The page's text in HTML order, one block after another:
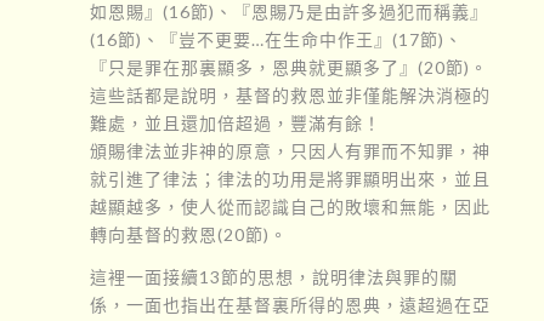
如恩賜』(16節)、『恩賜乃是由許多過犯而稱義』
(16節)、『豈不更要…在生命中作王』(17節)、
『只是罪在那裏顯多，恩典就更顯多了』(20節)。
這些話都是說明，基督的救恩並非僅能解決消極的
難處，並且還加倍超過，豐滿有餘！
頒賜律法並非神的原意，只因人有罪而不知罪，神
就引進了律法；律法的功用是將罪顯明出來，並且
越顯越多，使人從而認識自己的敗壞和無能，因此
轉向基督的救恩(20節)。
這裡一面接續13節的思想，說明律法與罪的關
係，一面也指出在基督裏所得的恩典，遠超過在亞